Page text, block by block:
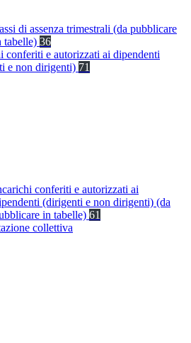
di assenza trimestrali (da pubblicare
tabelle) 36
conferiti e autorizzati ai dipendenti
e non dirigenti) 71
conferiti e autorizzati ai
(dirigenti e non dirigenti) (da
in tabelle) 61
collettiva